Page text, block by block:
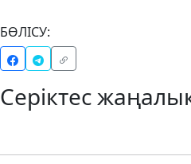
БӨЛІСУ:
Серіктес